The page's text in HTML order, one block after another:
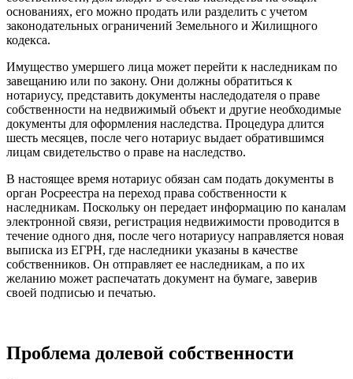
основаниях, его можно продать или разделить с учетом
законодательных ограничений Земельного и Жилищного
кодекса.
Имущество умершего лица может перейти к наследникам по
завещанию или по закону. Они должны обратиться к
нотариусу, представить документы наследодателя о праве
собственности на недвижимый объект и другие необходимые
документы для оформления наследства. Процедура длится
шесть месяцев, после чего нотариус выдает обратившимся
лицам свидетельство о праве на наследство.
В настоящее время нотариус обязан сам подать документы в
орган Росреестра на переход права собственности к
наследникам. Поскольку он передает информацию по каналам
электронной связи, регистрация недвижимости проводится в
течение одного дня, после чего нотариусу направляется новая
выписка из ЕГРН, где наследники указаны в качестве
собственников. Он отправляет ее наследникам, а по их
желанию может распечатать документ на бумаге, заверив
своей подписью и печатью.
Проблема долевой собственности